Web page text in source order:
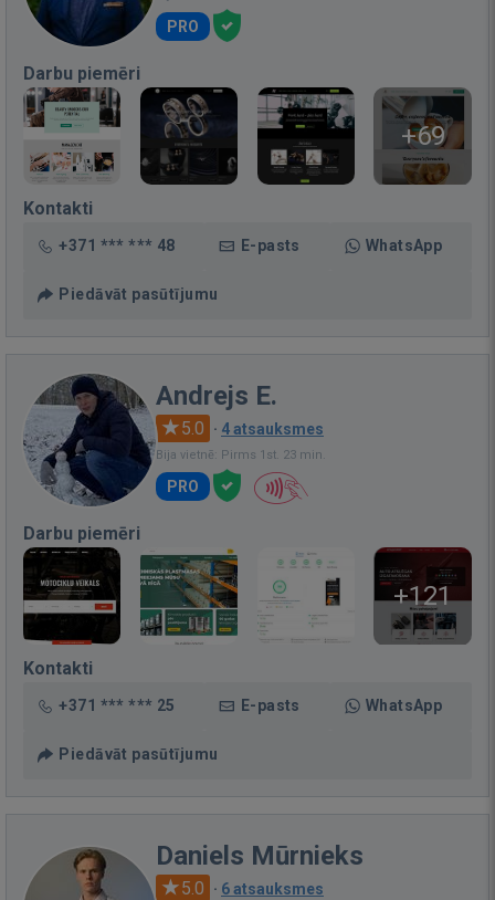
PRO
Darbu piemēri
+69
Kontakti
+371 *** *** 48 E-pasts WhatsApp
Piedāvāt pasūtījumu
Andrejs E.
5.0 · 4 atsauksmes
Bija vietnē: Pirms 1st. 23 min.
PRO
Darbu piemēri
+121
Kontakti
+371 *** *** 25 E-pasts WhatsApp
Piedāvāt pasūtījumu
Daniels Mūrnieks
5.0 · 6 atsauksmes